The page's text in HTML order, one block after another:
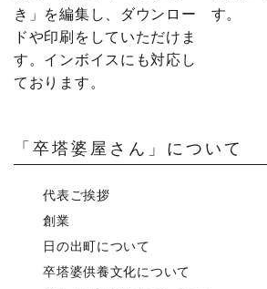
き」を編集し、ダウンロー
ドや印刷をしていただけま
す。インボイスにも対応し
ております。
す。
「卒塔婆屋さん」について
代表ご挨拶
創業
日の出町について
卒塔婆供養文化について